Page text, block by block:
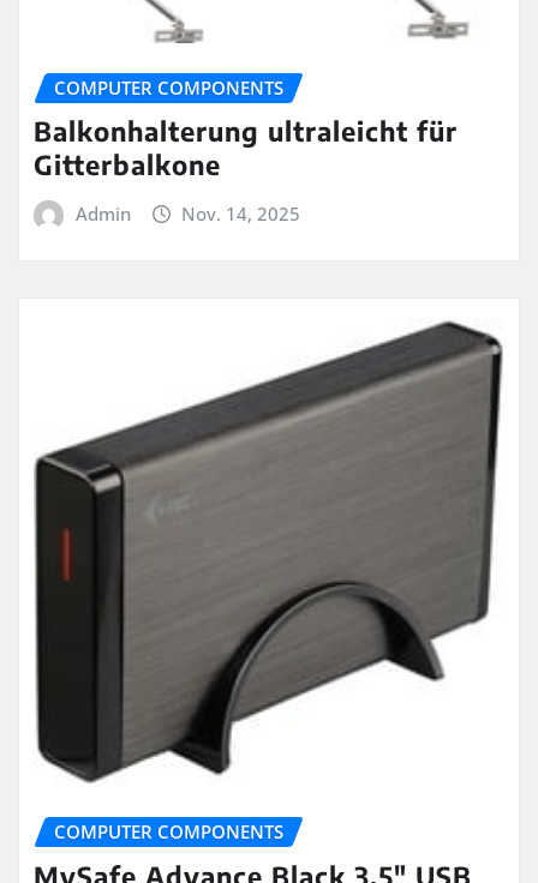
COMPUTER COMPONENTS
Balkonhalterung ultraleicht für
Gitterbalkone
Admin Nov. 14, 2025
COMPUTER COMPONENTS
MySafe Advance Black 3.5″ USB